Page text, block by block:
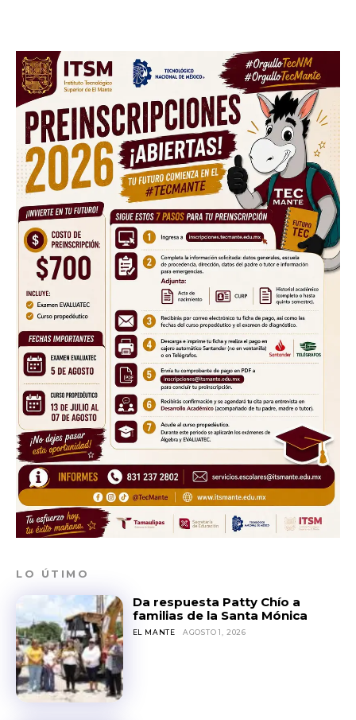
Facebook WhatsApp
Link
GmailTelegram
Don't miss
out!
Sing up for our newsletter
to stay in the loop.
SUBSCRIBE
LO ÚTIMO
Da respuesta Patty Chío a
familias de la Santa Mónica
EL MANTE AGOSTO 1, 2026